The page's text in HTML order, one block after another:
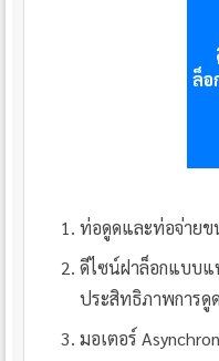
ล็อ
ท่อดูดและท่อจ่ายข
ดีไซน์ฝาล็อกแบบแ
ประสิทธิภาพการดูด
มอเตอร์